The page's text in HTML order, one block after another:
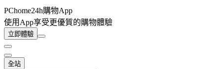
PChome24h購物App
使用App享受更優質的購物體驗
立即體驗
全站